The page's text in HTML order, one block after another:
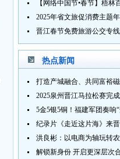
2025年省文旅促消费主题
热点新闻
2025泉州晋江马拉松赛完
5金5银5铜！福建军团奏响
洪良彬：以电商为轴玩转